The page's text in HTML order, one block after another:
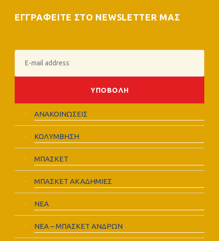
ΕΓΓΡΑΦΕΙΤΕ ΣΤΟ NEWSLETTER ΜΑΣ
ΑΝΑΚΟΙΝΩΣΕΙΣ
ΚΟΛΥΜΒΗΣΗ
ΜΠΑΣΚΕΤ
ΜΠΑΣΚΕΤ ΑΚΑΔΗΜΙΕΣ
ΝΕΑ
ΝΕΑ – ΜΠΑΣΚΕΤ ΑΝΔΡΩΝ